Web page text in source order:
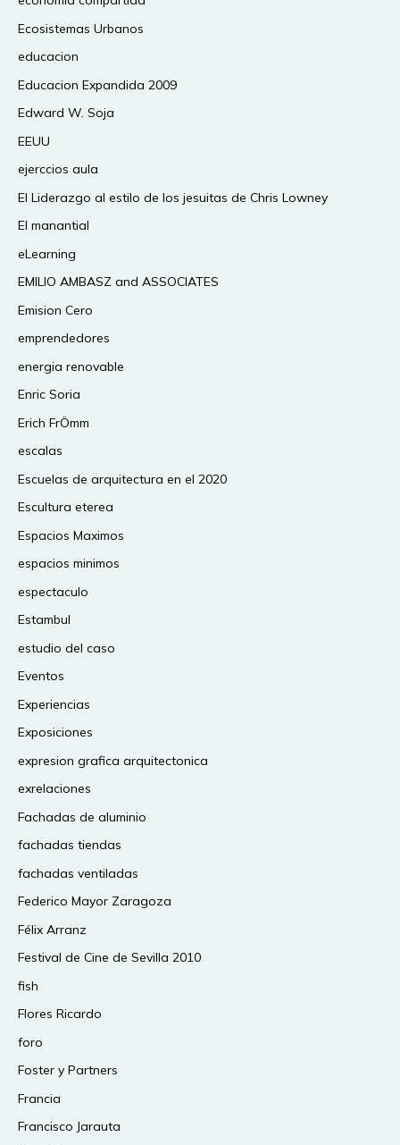
Ecosistemas Urbanos
educacion
Educacion Expandida 2009
Edward W. Soja
EEUU
ejerccios aula
El Liderazgo al estilo de los jesuitas de Chris Lowney
El manantial
eLearning
EMILIO AMBASZ and ASSOCIATES
Emision Cero
emprendedores
energia renovable
Enric Soria
Erich FrÖmm
escalas
Escuelas de arquitectura en el 2020
Escultura eterea
Espacios Maximos
espacios minimos
espectaculo
Estambul
estudio del caso
Eventos
Experiencias
Exposiciones
expresion grafica arquitectonica
exrelaciones
Fachadas de aluminio
fachadas tiendas
fachadas ventiladas
Federico Mayor Zaragoza
Félix Arranz
Festival de Cine de Sevilla 2010
fish
Flores Ricardo
foro
Foster y Partners
Francia
Francisco Jarauta